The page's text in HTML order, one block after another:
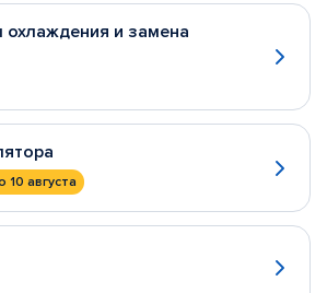
охлаждения и замена
10 августа